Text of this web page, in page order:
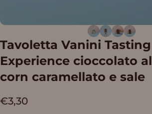
Tavoletta Vanini Tasting
Experience cioccolato al
corn caramellato e sale
€3,30